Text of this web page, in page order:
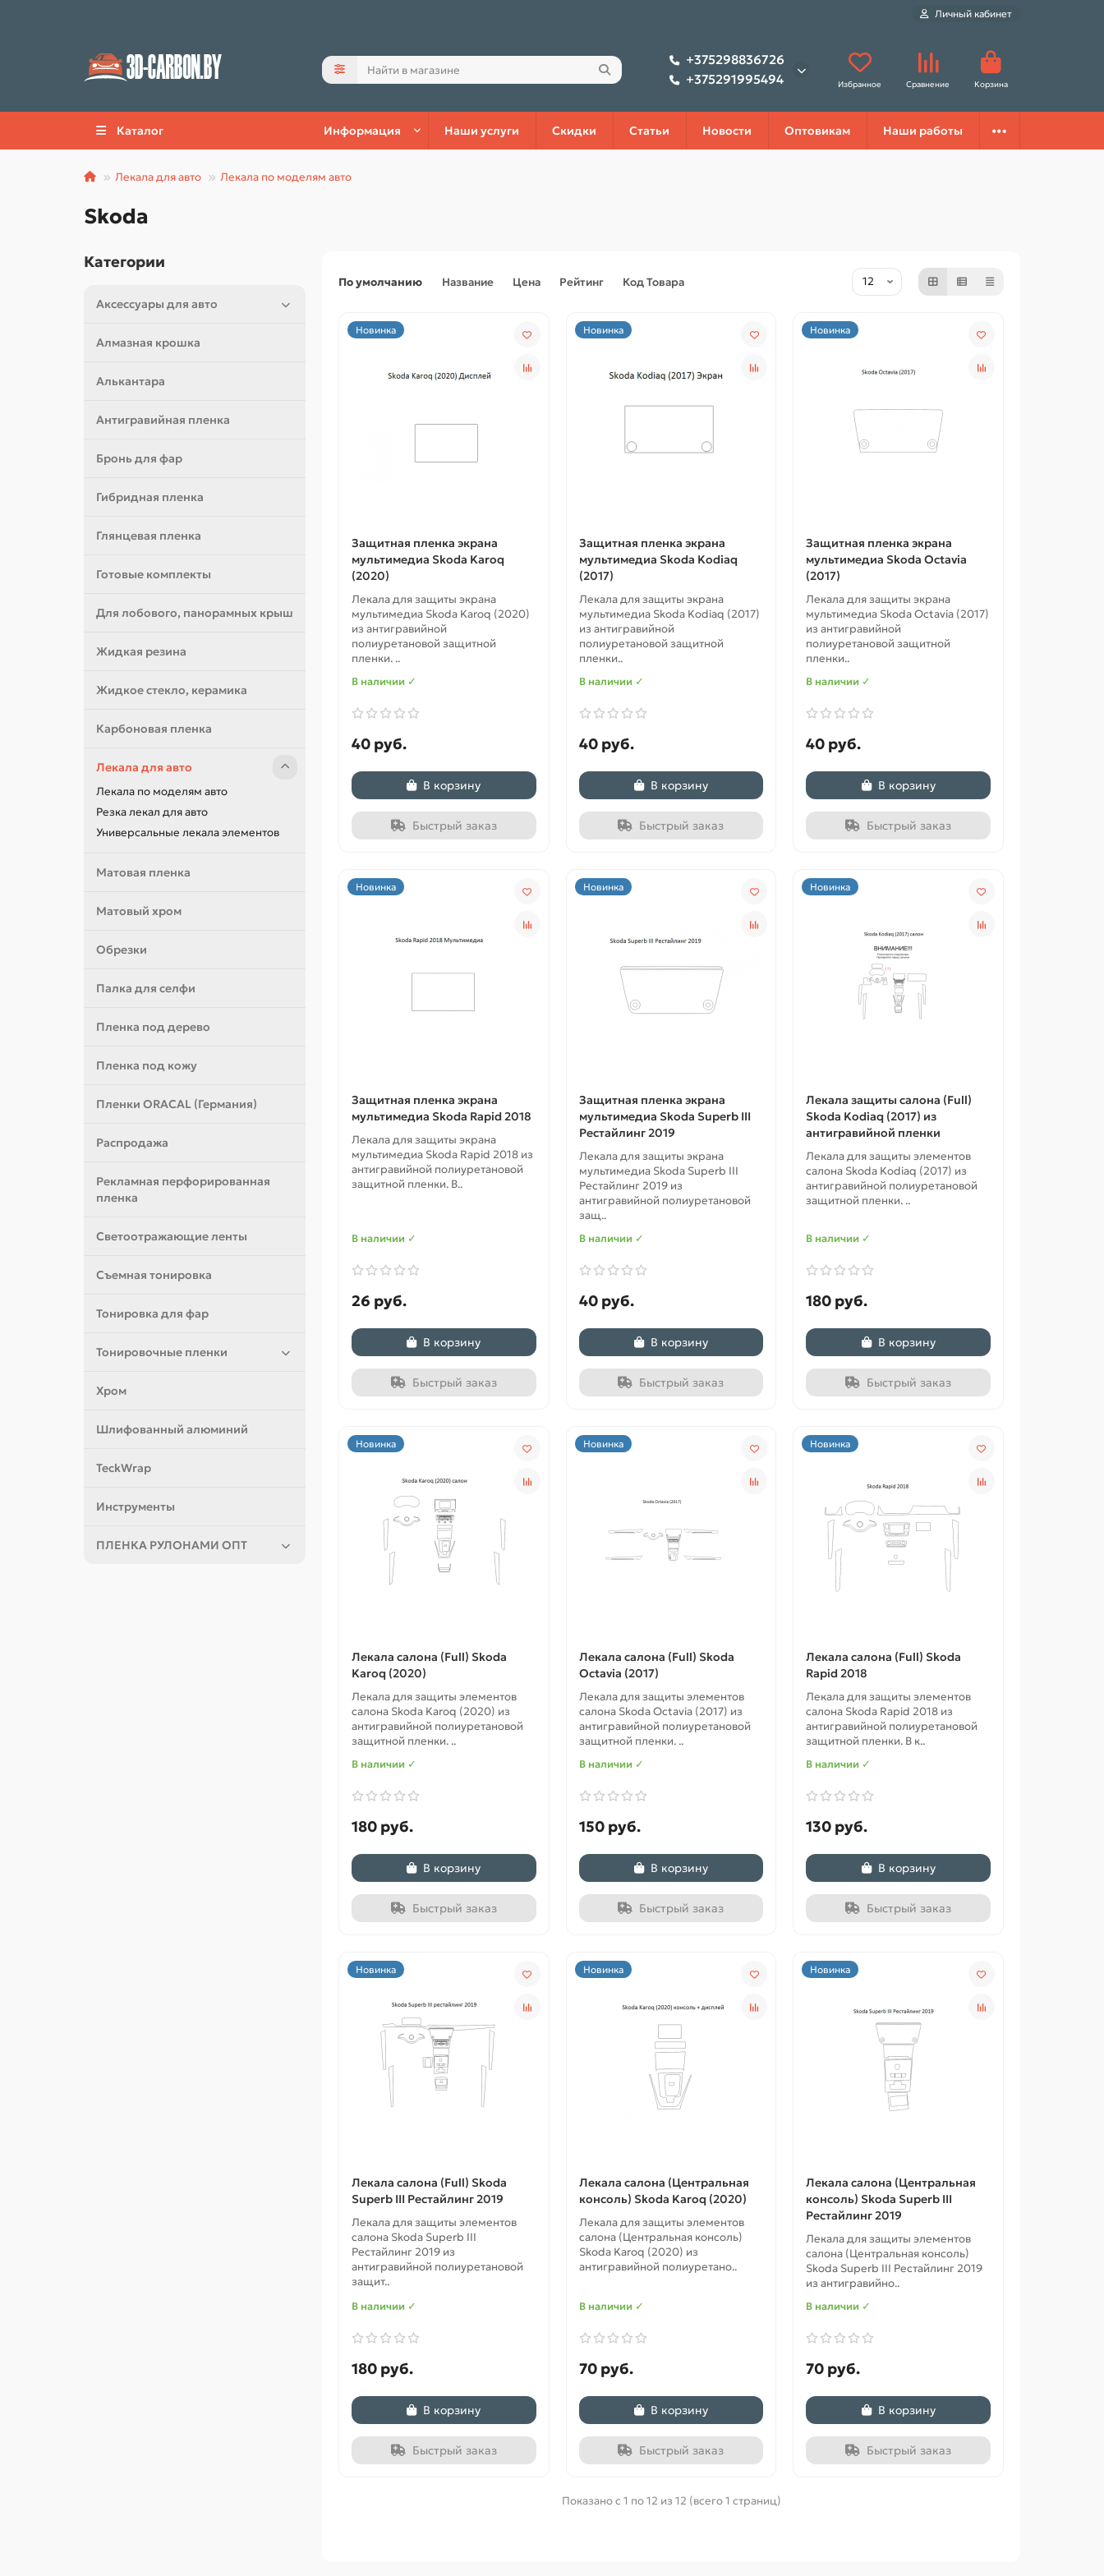
Личный кабинет
+375298836726
+375291995494
Избранное Сравнение Корзина
Каталог Информация Наши услуги Скидки Статьи Новости Оптовикам Наши работы
Лекала для авто Лекала по моделям авто
Skoda
Категории
Аксессуары для авто
Алмазная крошка
Алькантара
Антигравийная пленка
Бронь для фар
Гибридная пленка
Глянцевая пленка
Готовые комплекты
Для лобового, панорамных крыш
Жидкая резина
Жидкое стекло, керамика
Карбоновая пленка
Лекала для авто
Лекала по моделям авто
Резка лекал для авто
Универсальные лекала элементов
Матовая пленка
Матовый хром
Обрезки
Палка для селфи
Пленка под дерево
Пленка под кожу
Пленки ORACAL (Германия)
Распродажа
Рекламная перфорированная
пленка
Светоотражающие ленты
Съемная тонировка
Тонировка для фар
Тонировочные пленки
Хром
Шлифованный алюминий
TeckWrap
Инструменты
ПЛЕНКА РУЛОНАМИ ОПТ
По умолчанию Название Цена Рейтинг Код Товара
Новинка
Защитная пленка экрана
мультимедиа Skoda Karoq
(2020)
Лекала для защиты экрана
мультимедиа Skoda Karoq (2020)
из антигравийной
полиуретановой защитной
пленки. ..
В наличии ✓
40 руб.
В корзину
Быстрый заказ
Новинка
Защитная пленка экрана
мультимедиа Skoda Kodiaq
(2017)
Лекала для защиты экрана
мультимедиа Skoda Kodiaq (2017)
из антигравийной
полиуретановой защитной
пленки..
В наличии ✓
40 руб.
В корзину
Быстрый заказ
Новинка
Защитная пленка экрана
мультимедиа Skoda Octavia
(2017)
Лекала для защиты экрана
мультимедиа Skoda Octavia (2017)
из антигравийной
полиуретановой защитной
пленки..
В наличии ✓
40 руб.
В корзину
Быстрый заказ
Новинка
Защитная пленка экрана
мультимедиа Skoda Rapid 2018
Лекала для защиты экрана
мультимедиа Skoda Rapid 2018 из
антигравийной полиуретановой
защитной пленки. В..
В наличии ✓
26 руб.
В корзину
Быстрый заказ
Новинка
Защитная пленка экрана
мультимедиа Skoda Superb III
Рестайлинг 2019
Лекала для защиты экрана
мультимедиа Skoda Superb III
Рестайлинг 2019 из
антигравийной полиуретановой
защ..
В наличии ✓
40 руб.
В корзину
Быстрый заказ
Новинка
Лекала защиты салона (Full)
Skoda Kodiaq (2017) из
антигравийной пленки
Лекала для защиты элементов
салона Skoda Kodiaq (2017) из
антигравийной полиуретановой
защитной пленки. ..
В наличии ✓
180 руб.
В корзину
Быстрый заказ
Новинка
Лекала салона (Full) Skoda
Karoq (2020)
Лекала для защиты элементов
салона Skoda Karoq (2020) из
антигравийной полиуретановой
защитной пленки. ..
В наличии ✓
180 руб.
В корзину
Быстрый заказ
Новинка
Лекала салона (Full) Skoda
Octavia (2017)
Лекала для защиты элементов
салона Skoda Octavia (2017) из
антигравийной полиуретановой
защитной пленки. ..
В наличии ✓
150 руб.
В корзину
Быстрый заказ
Новинка
Лекала салона (Full) Skoda
Rapid 2018
Лекала для защиты элементов
салона Skoda Rapid 2018 из
антигравийной полиуретановой
защитной пленки. В к..
В наличии ✓
130 руб.
В корзину
Быстрый заказ
Новинка
Лекала салона (Full) Skoda
Superb III Рестайлинг 2019
Лекала для защиты элементов
салона Skoda Superb III
Рестайлинг 2019 из
антигравийной полиуретановой
защит..
В наличии ✓
180 руб.
В корзину
Быстрый заказ
Новинка
Лекала салона (Центральная
консоль) Skoda Karoq (2020)
Лекала для защиты элементов
салона (Центральная консоль)
Skoda Karoq (2020) из
антигравийной полиуретано..
В наличии ✓
70 руб.
В корзину
Быстрый заказ
Новинка
Лекала салона (Центральная
консоль) Skoda Superb III
Рестайлинг 2019
Лекала для защиты элементов
салона (Центральная консоль)
Skoda Superb III Рестайлинг 2019
из антигравийно..
В наличии ✓
70 руб.
В корзину
Быстрый заказ
Показано с 1 по 12 из 12 (всего 1 страниц)